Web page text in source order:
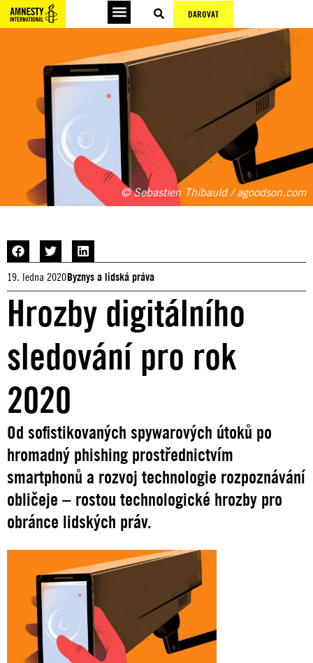
DAROVAT
© Sebastien Thibauld / agoodson.com
19. ledna 2020Byznys a lidská práva
Hrozby digitálního
sledování pro rok
2020
Od sofistikovaných spywarových útoků po
hromadný phishing prostřednictvím
smartphonů a rozvoj technologie rozpoznávání
obličeje – rostou technologické hrozby pro
obránce lidských práv.